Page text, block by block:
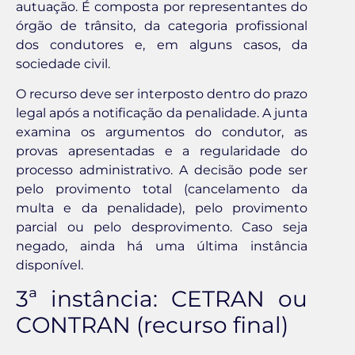
autuação. É composta por representantes do
órgão de trânsito, da categoria profissional
dos condutores e, em alguns casos, da
sociedade civil.
O recurso deve ser interposto dentro do prazo
legal após a notificação da penalidade. A junta
examina os argumentos do condutor, as
provas apresentadas e a regularidade do
processo administrativo. A decisão pode ser
pelo provimento total (cancelamento da
multa e da penalidade), pelo provimento
parcial ou pelo desprovimento. Caso seja
negado, ainda há uma última instância
disponível.
3ª instância: CETRAN ou
CONTRAN (recurso final)